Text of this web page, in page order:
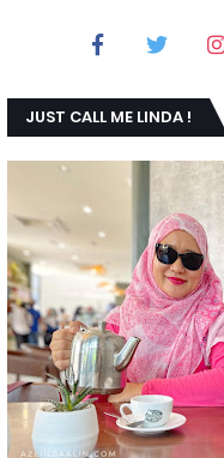
JUST CALL ME LINDA !